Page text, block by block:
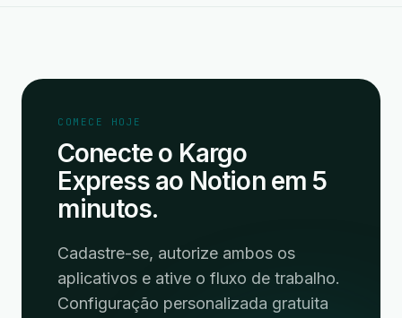
COMECE HOJE
Conecte o Kargo
Express ao Notion em 5
minutos.
Cadastre-se, autorize ambos os
aplicativos e ative o fluxo de trabalho.
Configuração personalizada gratuita